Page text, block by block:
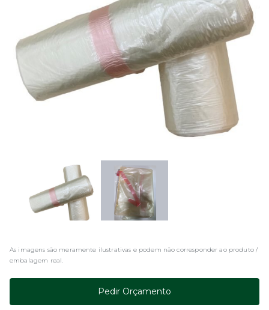
As imagens são meramente ilustrativas e podem não corresponder ao produto /
embalagem real.
Pedir Orçamento